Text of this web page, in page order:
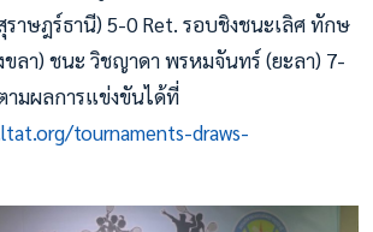
าษฎร์ธานี) 5-0 Ret. รอบชิงชนะเลิศ ทักษ
ลา) ชนะ วิชญาดา พรหมจันทร์ (ยะลา) 7-
ามผลการแข่งขันได้ที่
tournaments-draws-